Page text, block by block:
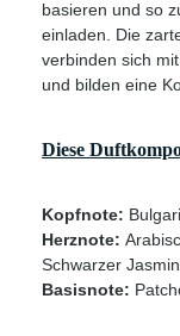
basieren und so
einladen. Die
verbinden sich
und bilden eine
Diese
Kopfnote:
Herznote:
Schwarzer Jasmin
Basisnote: